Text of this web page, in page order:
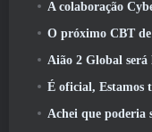
A colaboração Cyberpunk de Wuthering
O próximo CBT de Aniimo
Aião 2 Global será
É oficial, Estamos
Achei que poderia ser um erro